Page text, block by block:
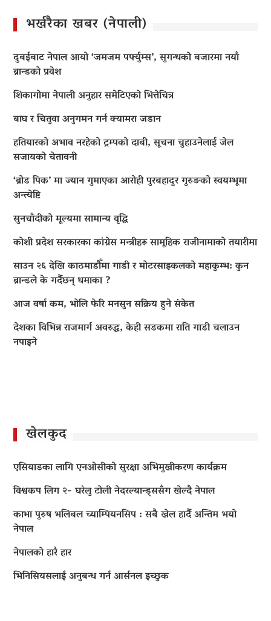
भर्खरैका खबर (नेपाली)
दुबईबाट नेपाल आयो ‘जमजम पर्फ्युम्स’, सुगन्धको बजारमा नयाँ
ब्रान्डको प्रवेश
शिकागोमा नेपाली अनुहार समेटिएको भित्तेचित्र
बाघ र चितुवा अनुगमन गर्न क्यामरा जडान
हतियारको अभाव नरहेको ट्रम्पको दाबी, सूचना चुहाउनेलाई जेल
सजायको चेतावनी
‘ब्रोड पिक’ मा ज्यान गुमाएका आराेही पुरबहादुर गुरुङको स्वयम्भूमा
अन्त्येष्टि
सुनचाँदीको मूल्यमा सामान्य वृद्धि
कोशी प्रदेश सरकारका कांग्रेस मन्त्रीहरू सामूहिक राजीनामाको तयारीमा
साउन २६ देखि काठमाडौँमा गाडी र मोटरसाइकलको महाकुम्भ: कुन
ब्रान्डले के गर्दैछन् धमाका ?
आज वर्षा कम, भोलि फेरि मनसुन सक्रिय हुने संकेत
देशका विभिन्न राजमार्ग अवरुद्ध, केही सडकमा राति गाडी चलाउन
नपाइने
खेलकुद
एसियाडका लागि एनओसीको सुरक्षा अभिमुखीकरण कार्यक्रम
विश्वकप लिग २- घरेलु टोली नेदरल्यान्ड्ससँग खेल्दै नेपाल
काभा पुरुष भलिबल च्याम्पियनसिप : सबै खेल हार्दै अन्तिम भयो
नेपाल
नेपालको हारै हार
भिनिसियसलाई अनुबन्ध गर्न आर्सनल इच्छुक